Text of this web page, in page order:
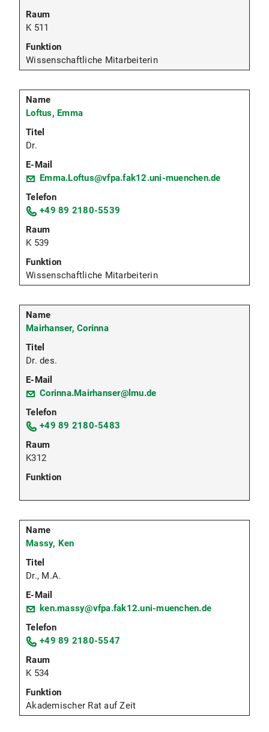
K 511
Wissenschaftliche Mitarbeiterin
Loftus, Emma
Dr.
Emma.Loftus@vfpa.fak12.uni-muenchen.de
+49 89 2180-5539
K 539
Wissenschaftliche Mitarbeiterin
Mairhanser, Corinna
Dr. des.
Corinna.Mairhanser@lmu.de
+49 89 2180-5483
K312
Massy, Ken
Dr., M.A.
ken.massy@vfpa.fak12.uni-muenchen.de
+49 89 2180-5547
K 534
Akademischer Rat auf Zeit